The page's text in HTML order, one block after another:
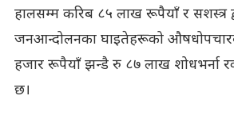
हालसम्म करिब ८५ लाख रूपैयाँ र सशस्त्र
जनआन्दोलनका घाइतेहरूको
हजार रूपैयाँ झन्डै रु ८७ लाख शोधभर्ना
छ।